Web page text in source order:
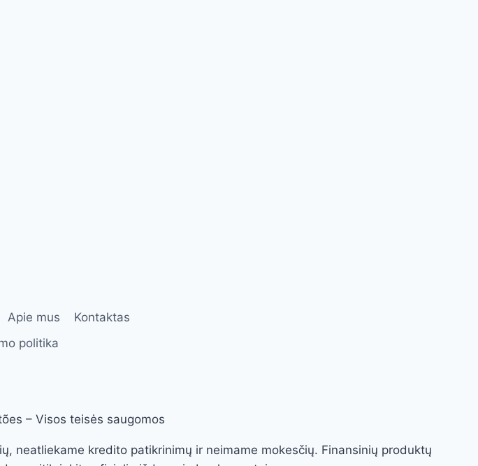
Apie mus
Kontaktas
politika
– Visos teisės saugomos
neatliekame kredito patikrinimų ir neimame mokesčių. Finansinių produktų